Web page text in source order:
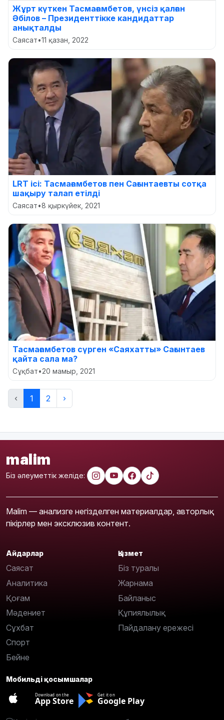
Жұрт күткен Тасмағамбетов, үнсіз қалған
Әбілов – Президенттікке кандидаттар
анықталды
Саясат•11 қазан, 2022
LRT ісі: Тасмағамбетов пен Сағынтаевты сотқа
шақыру талап етілді
Саясат•8 қыркүйек, 2021
Тасмағамбетов сүрген «Саяхатты» Сағынтаев
қайта сала ма?
Сұқбат•20 мамыр, 2021
‹ 1 2 ›
malim
Біз әлеуметтік желіде:
Malim — анализге негізделген материалдар, авторлық
пікірлер мен эксклюзив контент.
Айдарлар
Саясат
Аналитика
Қоғам
Мәдениет
Сұхбат
Спорт
Бейне
Қызмет
Біз туралы
Жарнама
Байланыс
Құпиялылық
Пайдалану ережесі
Мобильді қосымшалар
Download on the
App Store
Get it on
Google Play